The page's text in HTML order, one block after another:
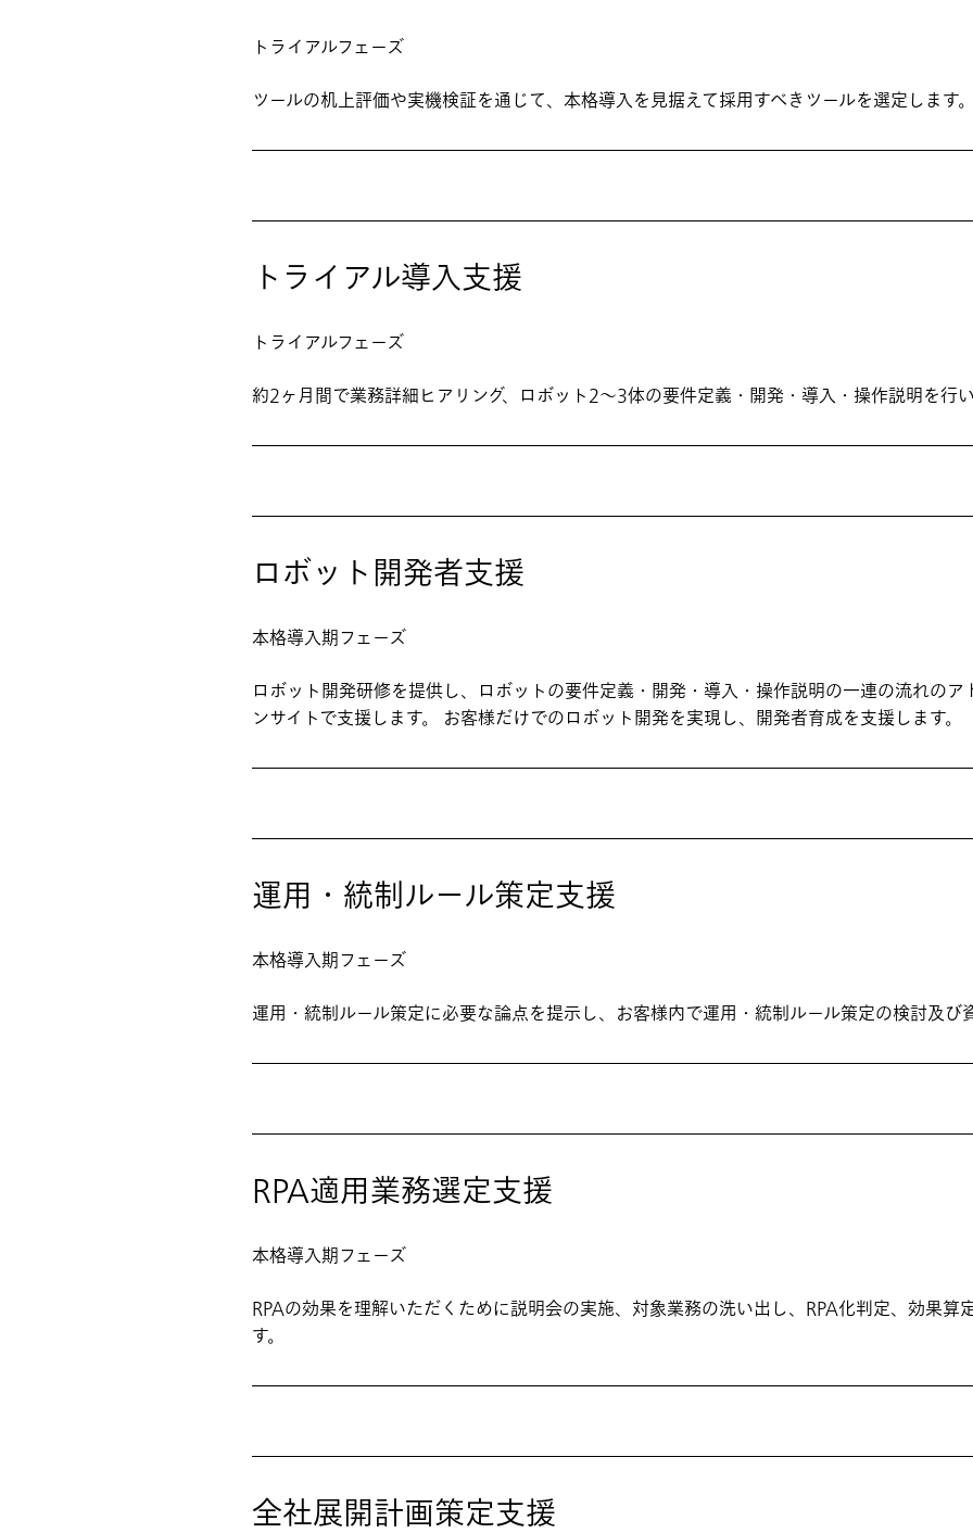
トライアルフェーズ
ツールの机上評価や実機検証を通じて、本格導入を見据えて採用すべきツールを選定します。
トライアル導入支援
トライアルフェーズ
約2ヶ月間で業務詳細ヒアリング、ロボット2～3体の要件定義・開発・導入・操作説明を行い
ロボット開発者支援
本格導入期フェーズ
ロボット開発研修を提供し、ロボットの要件定義・開発・導入・操作説明の一連の流れのア
ンサイトで支援します。 お客様だけでのロボット開発を実現し、開発者育成を支援します。
運用・統制ルール策定支援
本格導入期フェーズ
運用・統制ルール策定に必要な論点を提示し、お客様内で運用・統制ルール策定の検討及び
RPA適用業務選定支援
本格導入期フェーズ
RPAの効果を理解いただくために説明会の実施、対象業務の洗い出し、RPA化判定、効果算
す。
全社展開計画策定支援